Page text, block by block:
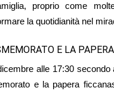
proprio come
la quotidianità nel
E LA
alle 17:30 secondo
e la papera